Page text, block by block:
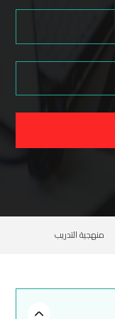
منهجية التدريب